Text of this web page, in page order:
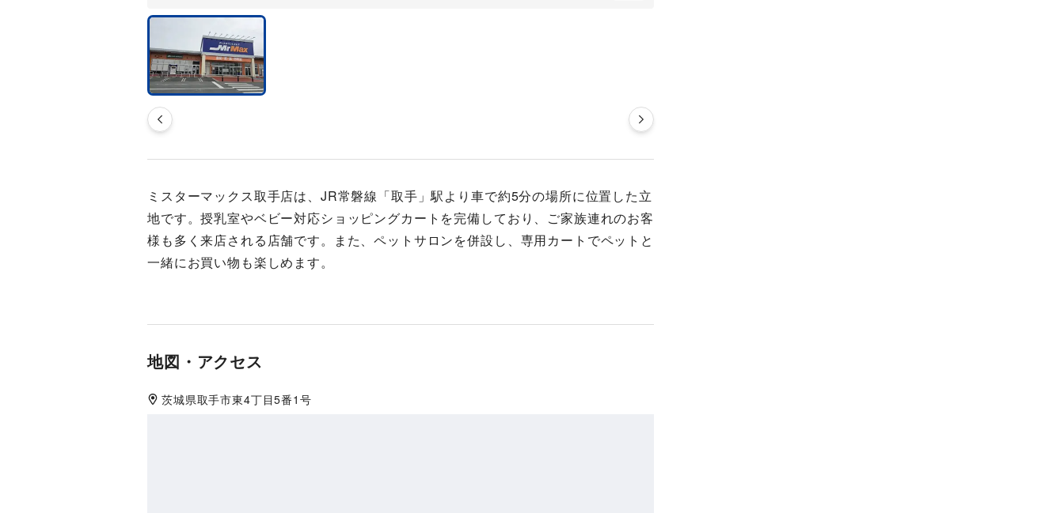
ミスターマックス取手店は、JR常磐線「取手」駅より車で約5分の場所に位置した立
地です。授乳室やベビー対応ショッピングカートを完備しており、ご家族連れのお客
様も多く来店される店舗です。また、ペットサロンを併設し、専用カートでペットと
一緒にお買い物も楽しめます。
地図・アクセス
茨城県取手市東4丁目5番1号